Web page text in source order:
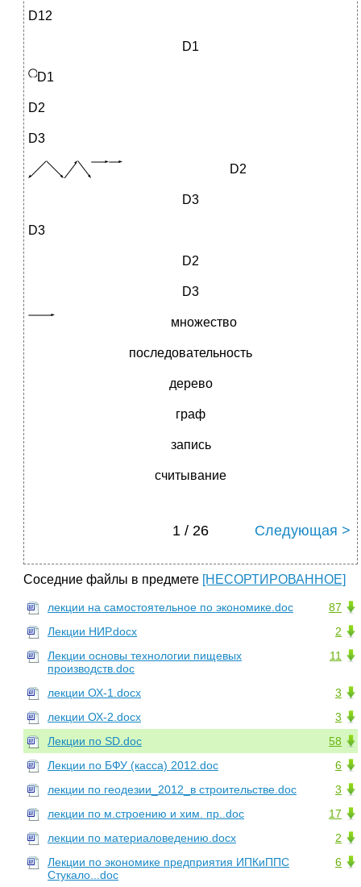
D12
D1
D1
D2
D3
D2
D3
D3
D2
D3
множество
последовательность
дерево
граф
запись
считывание
1 / 26 Следующая >
Соседние файлы в предмете [НЕСОРТИРОВАННОЕ]
87
лекции на самостоятельное по экономике.doc
2
Лекции НИР.docx
11
Лекции основы технологии пищевых
производств.doc
3
лекции ОХ-1.docx
3
лекции ОХ-2.docx
58
Лекции по SD.doc
6
Лекции по БФУ (касса) 2012.doc
3
лекции по геодезии_2012_в строительстве.doc
17
лекции по м.строению и хим. пр..doc
2
лекции по материаловедению.docx
6
Лекции по экономике предприятия ИПКиППС
Стукало...doc